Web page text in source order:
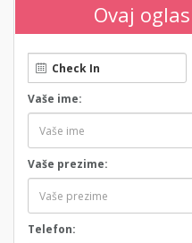
Ovaj
Vaše ime:
Vaše prezime:
Telefon: